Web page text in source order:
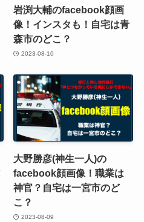
岩渕大輔のfacebook顔画
像！インスタも！自宅は青
森市のどこ？
2023-08-10
大野勝彦(神生一人)の
facebook顔画像！職業は
神官？自宅は一宮市のど
こ？
2023-08-09